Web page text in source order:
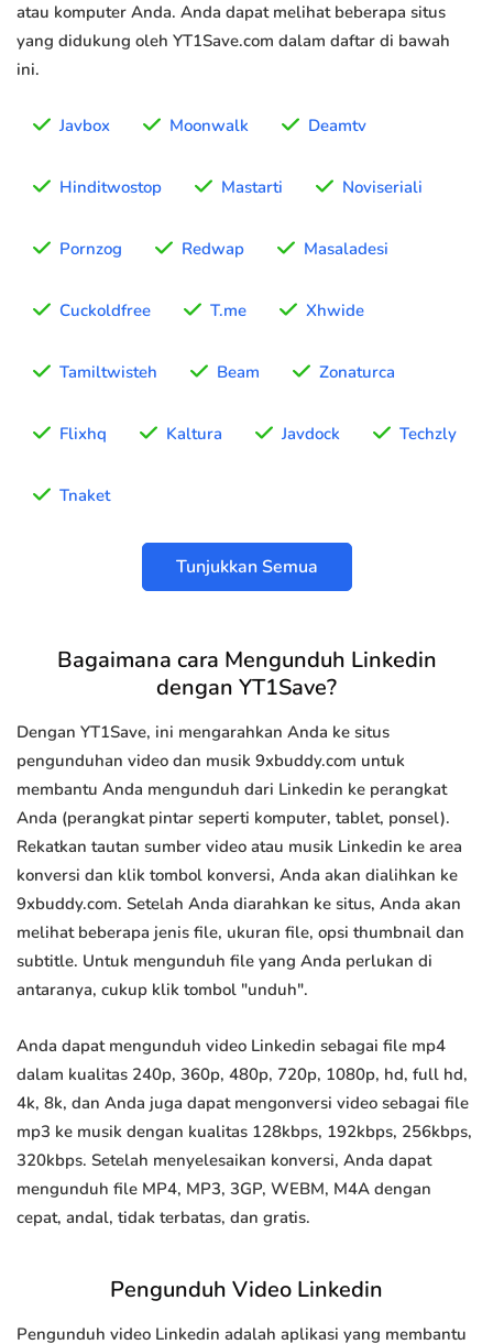
atau komputer Anda. Anda dapat melihat beberapa situs
yang didukung oleh YT1Save.com dalam daftar di bawah
ini.
Javbox Moonwalk Deamtv
Hinditwostop Mastarti Noviseriali
Pornzog Redwap Masaladesi
Cuckoldfree T.me Xhwide
Tamiltwisteh Beam Zonaturca
Flixhq Kaltura Javdock Techzly
Tnaket
Tunjukkan Semua
Bagaimana cara Mengunduh Linkedin
dengan YT1Save?
Dengan YT1Save, ini mengarahkan Anda ke situs
pengunduhan video dan musik 9xbuddy.com untuk
membantu Anda mengunduh dari Linkedin ke perangkat
Anda (perangkat pintar seperti komputer, tablet, ponsel).
Rekatkan tautan sumber video atau musik Linkedin ke area
konversi dan klik tombol konversi, Anda akan dialihkan ke
9xbuddy.com. Setelah Anda diarahkan ke situs, Anda akan
melihat beberapa jenis file, ukuran file, opsi thumbnail dan
subtitle. Untuk mengunduh file yang Anda perlukan di
antaranya, cukup klik tombol "unduh".
Anda dapat mengunduh video Linkedin sebagai file mp4
dalam kualitas 240p, 360p, 480p, 720p, 1080p, hd, full hd,
4k, 8k, dan Anda juga dapat mengonversi video sebagai file
mp3 ke musik dengan kualitas 128kbps, 192kbps, 256kbps,
320kbps. Setelah menyelesaikan konversi, Anda dapat
mengunduh file MP4, MP3, 3GP, WEBM, M4A dengan
cepat, andal, tidak terbatas, dan gratis.
Pengunduh Video Linkedin
Pengunduh video Linkedin adalah aplikasi yang membantu